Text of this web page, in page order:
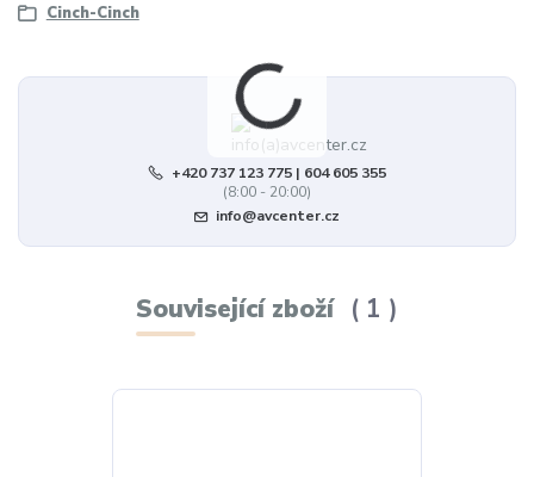
Cinch-Cinch
+420 737 123 775 | 604 605 355
(8:00 - 20:00)
info@avcenter.cz
Související zboží 1